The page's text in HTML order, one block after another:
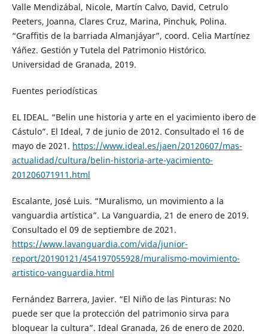
Valle Mendizábal, Nicole, Martín Calvo, David, Cetrulo
Peeters, Joanna, Clares Cruz, Marina, Pinchuk, Polina.
“Graffitis de la barriada Almanjáyar”, coord. Celia Martínez
Yáñez. Gestión y Tutela del Patrimonio Histórico.
Universidad de Granada, 2019.
Fuentes periodísticas
EL IDEAL. “Belin une historia y arte en el yacimiento ibero de
Cástulo”. El Ideal, 7 de junio de 2012. Consultado el 16 de
mayo de 2021. https://www.ideal.es/jaen/20120607/mas-
actualidad/cultura/belin-historia-arte-yacimiento-
201206071911.html
Escalante, José Luis. “Muralismo, un movimiento a la
vanguardia artística”. La Vanguardia, 21 de enero de 2019.
Consultado el 09 de septiembre de 2021.
https://www.lavanguardia.com/vida/junior-
report/20190121/454197055928/muralismo-movimiento-
artistico-vanguardia.html
Fernández Barrera, Javier. “El Niño de las Pinturas: No
puede ser que la protección del patrimonio sirva para
bloquear la cultura”. Ideal Granada, 26 de enero de 2020.